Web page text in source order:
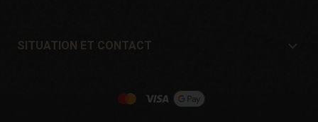
Garantie et retours
Politique de cookies
SITUATION ET CONTACT
Pol. Industrial Pont del Príncep